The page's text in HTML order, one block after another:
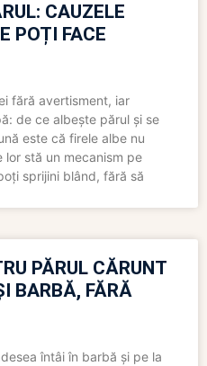
CAUZELE
POȚI FACE
fără avertisment, iar
de ce albește părul și se
este că firele albe nu
stă un mecanism pe
sprijini blând, fără să
PĂRUL CĂRUNT
BARBĂ, FĂRĂ
întâi în barbă și pe la